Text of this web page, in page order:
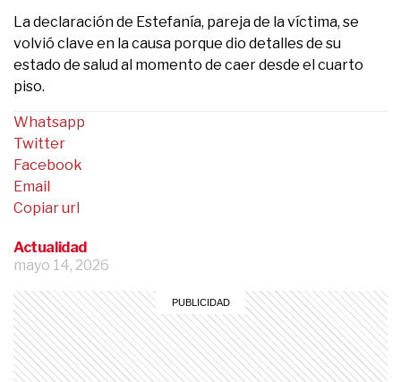
La declaración de Estefanía, pareja de la víctima, se
volvió clave en la causa porque dio detalles de su
estado de salud al momento de caer desde el cuarto
piso.
Actualidad
mayo 14, 2026
Whatsapp
Twitter
Facebook
Email
Copiar url